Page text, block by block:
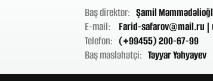
Baş direktor: Şamil
E-mail:
Farid-safarov@mail.ru |
Telefon: (+99455) 200-67-99
Baş məsləhətçi: Təyyar Yəhyayev